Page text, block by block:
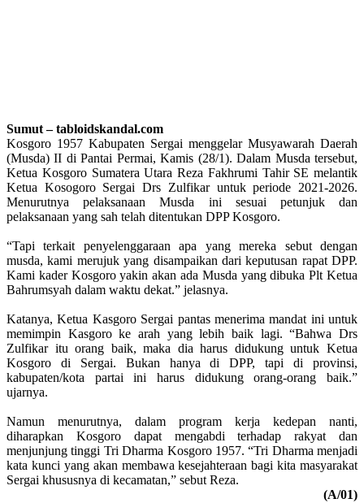
Sumut – tabloidskandal.com
Kosgoro 1957 Kabupaten Sergai menggelar Musyawarah Daerah
(Musda) II di Pantai Permai, Kamis (28/1). Dalam Musda tersebut,
Ketua Kosgoro Sumatera Utara Reza Fakhrumi Tahir SE melantik
Ketua Kosogoro Sergai Drs Zulfikar untuk periode 2021-2026.
Menurutnya pelaksanaan Musda ini sesuai petunjuk dan
pelaksanaan yang sah telah ditentukan DPP Kosgoro.
“Tapi terkait penyelenggaraan apa yang mereka sebut dengan
musda, kami merujuk yang disampaikan dari keputusan rapat DPP.
Kami kader Kosgoro yakin akan ada Musda yang dibuka Plt Ketua
Bahrumsyah dalam waktu dekat.” jelasnya.
Katanya, Ketua Kasgoro Sergai pantas menerima mandat ini untuk
memimpin Kasgoro ke arah yang lebih baik lagi. “Bahwa Drs
Zulfikar itu orang baik, maka dia harus didukung untuk Ketua
Kosgoro di Sergai. Bukan hanya di DPP, tapi di provinsi,
kabupaten/kota partai ini harus didukung orang-orang baik.”
ujarnya.
Namun menurutnya, dalam program kerja kedepan nanti,
diharapkan Kosgoro dapat mengabdi terhadap rakyat dan
menjunjung tinggi Tri Dharma Kosgoro 1957. “Tri Dharma menjadi
kata kunci yang akan membawa kesejahteraan bagi kita masyarakat
Sergai khususnya di kecamatan,” sebut Reza.
(A/01)